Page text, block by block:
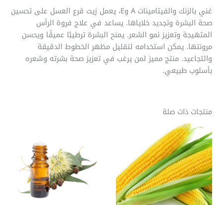
غني بالزنك والفيتامينات A وE، يعمل زيت قرع العسل على تحسين
صحة البشرة وتجديد خلاياها. يساعد في علاج فروة الرأس
المتهيجة وتعزيز نمو الشعر. يمنح البشرة ترطيبًا عميقًا ويحسن
مرونتها. يمكن استخدامه لتقليل مظهر الخطوط الدقيقة
والتجاعيد. منتج مميز لمن يرغب في تعزيز صحة بشرته وشعره
بأسلوب طبيعي.
منتجات ذات صلة